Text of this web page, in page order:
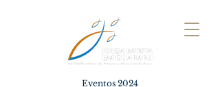
Eventos 2024